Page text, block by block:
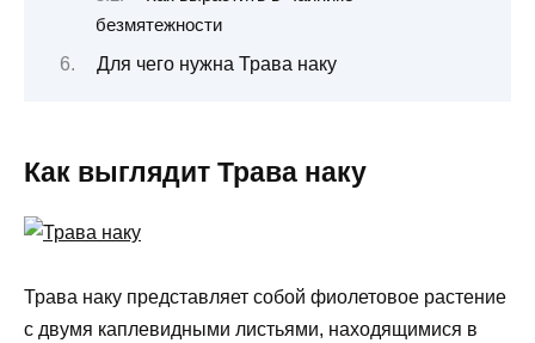
безмятежности
Для чего нужна Трава наку
Как выглядит Трава наку
Трава наку представляет собой фиолетовое растение
с двумя каплевидными листьями, находящимися в